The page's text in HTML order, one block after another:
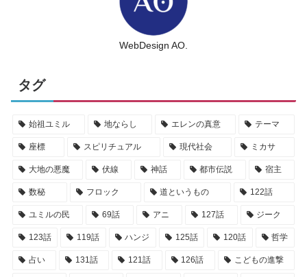
WebDesign AO.
タグ
始祖ユミル 地ならし エレンの真意 テーマ
座標 スピリチュアル 現代社会 ミカサ
大地の悪魔 伏線 神話 都市伝説 宿主
数秘 フロック 道というもの 122話
ユミルの民 69話 アニ 127話 ジーク
123話 119話 ハンジ 125話 120話 哲学
占い 131話 121話 126話 こどもの進撃